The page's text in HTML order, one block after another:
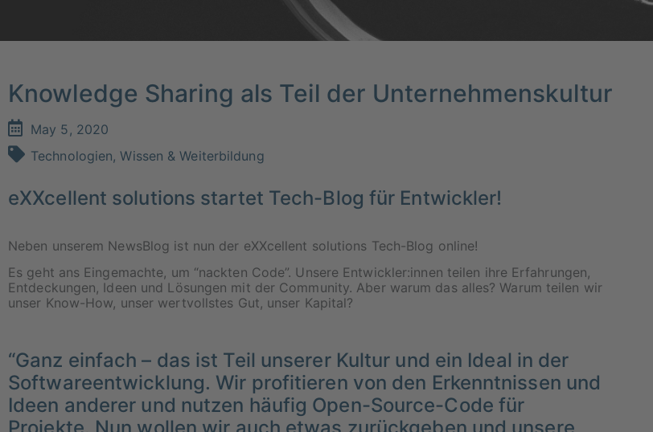
Knowledge Sharing als Teil der Unternehmenskultur
May 5, 2020
Technologien,Wissen & Weiterbildung
eXXcellent solutions startet Tech-Blog für Entwickler!
Neben unserem NewsBlog ist nun der eXXcellent solutions Tech-Blog online!
Es geht ans Eingemachte, um “nackten Code”. Unsere Entwickler:innen teilen ihre Erfahrungen,
Entdeckungen, Ideen und Lösungen mit der Community. Aber warum das alles? Warum teilen wir
unser Know-How, unser wertvollstes Gut, unser Kapital?
“Ganz einfach – das ist Teil unserer Kultur und ein Ideal in der
Softwareentwicklung. Wir profitieren von den Erkenntnissen und
Ideen anderer und nutzen häufig Open-Source-Code für